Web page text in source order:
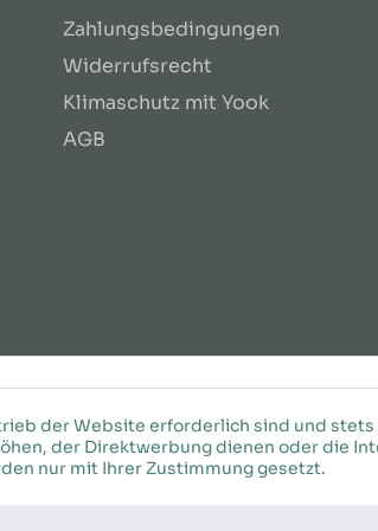
Zahlungsbedingungen
Widerrufsrecht
Klimaschutz mit Yook
AGB
der Website erforderlich sind und
der Direktwerbung dienen oder die
nur mit Ihrer Zustimmung gesetzt.